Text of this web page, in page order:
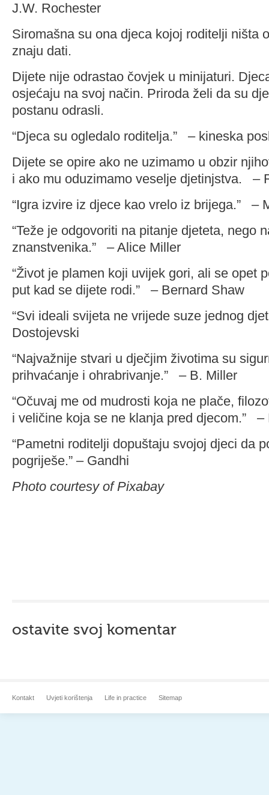
J.W. Rochester
Siromašna su ona djeca kojoj roditelji ništa
znaju dati.
Dijete nije odrastao čovjek u minijaturi.
osjećaju na svoj način. Priroda želi da su
postanu odrasli.
“Djeca su ogledalo roditelja.” – kineska
Dijete se opire ako ne uzimamo u obzir
i ako mu oduzimamo veselje djetinjstva. –
“Igra izvire iz djece kao vrelo iz brijega.” –
“Teže je odgovoriti na pitanje djeteta, nego
znanstvenika.” – Alice Miller
“Život je plamen koji uvijek gori, ali se opet
put kad se dijete rodi.” – Bernard Shaw
“Svi ideali svijeta ne vrijede suze jednog
Dostojevski
“Najvažnije stvari u dječjim životima su
prihvaćanje i ohrabrivanje.” – B. Miller
“Očuvaj me od mudrosti koja ne plače,
i veličine koja se ne klanja pred djecom.” –
“Pametni roditelji dopuštaju svojoj djeci da
pogriješe.” – Gandhi
Photo courtesy of Pixabay
ostavite svoj komentar
Kontakt Uvjeti korištenja Life in practice Sitemap